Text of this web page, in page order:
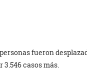
fueron
casos más.